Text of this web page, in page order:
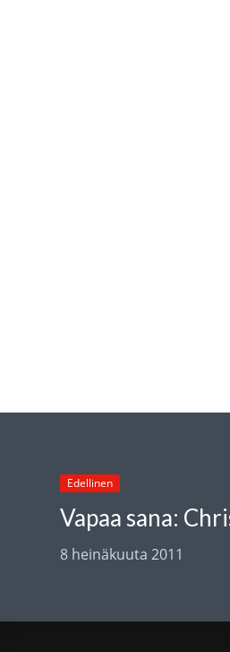
Edellinen
Vapaa sana:
8 heinäkuuta 2011